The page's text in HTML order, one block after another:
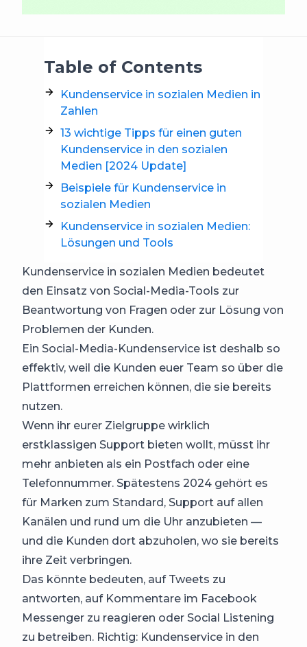
Table of Contents
Kundenservice in sozialen Medien in
Zahlen
13 wichtige Tipps für einen guten
Kundenservice in den sozialen
Medien [2024 Update]
Beispiele für Kundenservice in
sozialen Medien
Kundenservice in sozialen Medien:
Lösungen und Tools
Kundenservice in sozialen Medien bedeutet
den Einsatz von Social-Media-Tools zur
Beantwortung von Fragen oder zur Lösung von
Problemen der Kunden.
Ein Social-Media-Kundenservice ist deshalb so
effektiv, weil die Kunden euer Team so über die
Plattformen erreichen können, die sie bereits
nutzen.
Wenn ihr eurer Zielgruppe wirklich
erstklassigen Support bieten wollt, müsst ihr
mehr anbieten als ein Postfach oder eine
Telefonnummer. Spätestens 2024 gehört es
für Marken zum Standard, Support auf allen
Kanälen und rund um die Uhr anzubieten —
und die Kunden dort abzuholen, wo sie bereits
ihre Zeit verbringen.
Das könnte bedeuten, auf Tweets zu
antworten, auf Kommentare im Facebook
Messenger zu reagieren oder Social Listening
zu betreiben. Richtig: Kundenservice in den